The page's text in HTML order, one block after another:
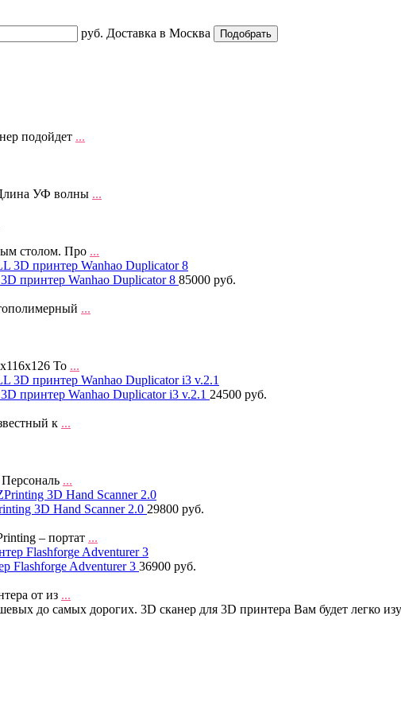
руб. Доставка в Москва
подойдет ...
Длина УФ волны ...
столом. Про ...
принтер Wanhao Duplicator 8 85000 руб.
...
То ...
принтер Wanhao Duplicator i3 v.2.1 24500 руб.
к ...
...
3D Hand Scanner 2.0 29800 руб.
– портат ...
Flashforge Adventurer 3 36900 руб.
от из ...
до самых дорогих. 3D сканер для 3D принтера Вам будет легко